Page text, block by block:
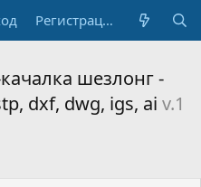
Регистрация
шезлонг -
dxf, dwg, igs, ai v.1